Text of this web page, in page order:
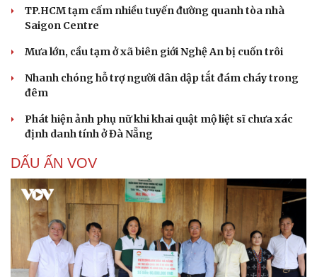
TP.HCM tạm cấm nhiều tuyến đường quanh tòa nhà
Saigon Centre
Mưa lớn, cầu tạm ở xã biên giới Nghệ An bị cuốn trôi
Nhanh chóng hỗ trợ người dân dập tắt đám cháy trong
đêm
Phát hiện ảnh phụ nữ khi khai quật mộ liệt sĩ chưa xác
định danh tính ở Đà Nẵng
DẤU ẤN VOV